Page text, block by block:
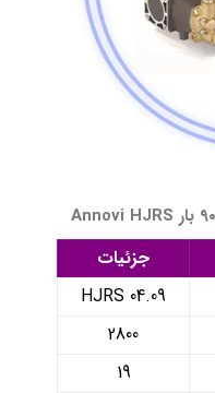
جزئیات
HJRS 04.09
2800
19